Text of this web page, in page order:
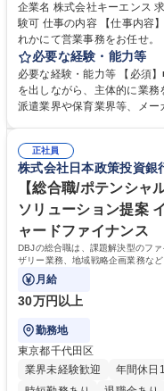
企業名 株式会社キーエンス 求人名 【大阪・京都・滋賀】営業事務 ※未経
験可 仕事の内容 【仕事内容】大阪営業所、京都営業所、滋賀営業所いず
れかにて営業事務をお任せ
の作成・カタログ送付・来客
善をお任せ。 【教育制度】ご入社後、育成担当とペアになりながらOJTに
て業務を覚えていただくこ
れているため、スムーズに
募集職種 【大阪・京都・滋
必要な経験・能力等
必要な経験・能力等 【必須
を出しながら、主体的に業
派遣業界や保育業界等、メ
えて、お客様や社員の状況に
待され。組織を支えるスペシ
社員から頼られる存在にな
務の持ち帰りも禁止されてお
歴・資格 学歴：大学院 大学
正社員
株式会社日本政策投資銀
【総合職/ポテンシャ
ソリューション提案
ャードファイナンス
DBJの総合職は、課題解決型のフ
ザリー業務、地域戦略企画業務な
広く社会に貢献していく職種です。
月給
30万円以上
勤務地
東京都千代田区
業界未経験歓迎
年間休日